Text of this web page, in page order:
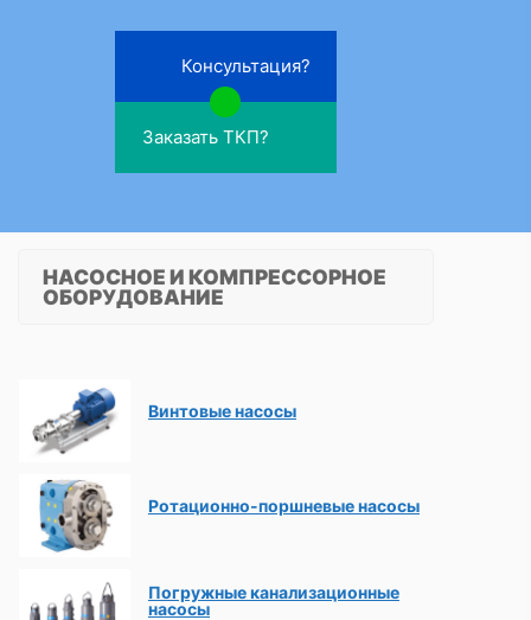
Консультация?
Заказать ТКП?
НАСОСНОЕ И КОМПРЕССОРНОЕ
ОБОРУДОВАНИЕ
Винтовые насосы
Ротационно-поршневые насосы
Погружные канализационные
насосы